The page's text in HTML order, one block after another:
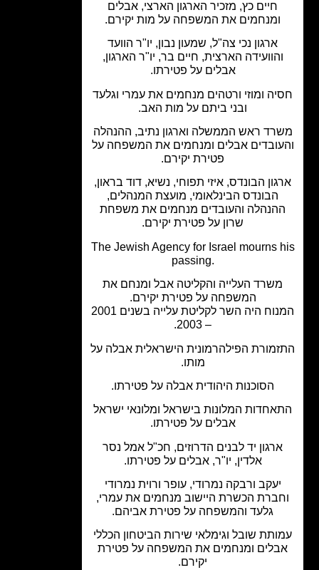
חיים כץ, מזכיר הארגון הארצי, אבלים
ומנחמים את המשפחה על מות יקירם.
ארגון נכי צה"ל, שמעון נבון, יו"ר הוועד
הארצית, חיים בר, יו"ר הארגון,
אבלים על פטירתו.
ומוזי ורטהים מנחמים את עמרי וגלעד
ובני ביתם על מות האב.
ראש הממשלה וארגון נתיב, ההנהלה
אבלים ומנחמים את המשפחה על
פטירת יקירם.
הבונדס, איזי תפוחי, נשיא, דוד בראון,
הבונדס הבינלאומי, מועצת המנהלים,
והעובדים מנחמים את משפחת
שרון על פטירת יקירם.
The Jewish Agency for Israel mourns
passing.
העלייה והקליטה אבל ומנחם את
המשפחה על פטירת יקירם.
המנוח היה השר לקליטת עלייה בשנים 2001
הפילהרמונית הישראלית אבלה על
הסוכנות היהודית אבלה על פטירתו.
המלונות בישראל ומלונאי ישראל
אבלים על פטירתו.
יד לבנים הדרוזים, חכ"ל אמל נסר
אלדין, יו"ר, אבלים על פטירתו.
יעקב ורבקה נמרודי, עופר ורוית נמרודי
הכשרת היישוב מנחמים את עמרי,
גלעד והמשפחה על פטירת אביהם.
שובל וגימלאי שירות הביטחון הכללי
ומנחמים את המשפחה על פטירת